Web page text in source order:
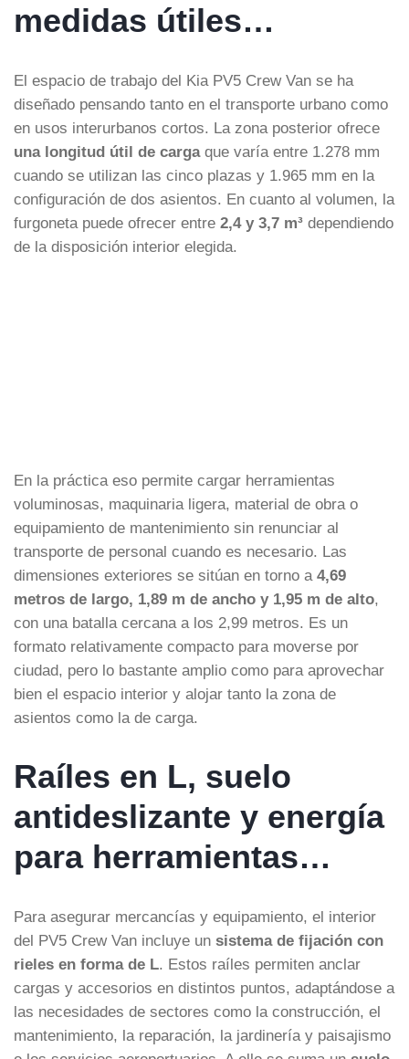
medidas útiles…
El espacio de trabajo del Kia PV5 Crew Van se ha
diseñado pensando tanto en el transporte urbano como
en usos interurbanos cortos. La zona posterior ofrece
una longitud útil de cargaque varía entre 1.278 mm
cuando se utilizan las cinco plazas y 1.965 mm en la
configuración de dos asientos. En cuanto al volumen, la
furgoneta puede ofrecer entre 2,4 y 3,7 m³ dependiendo
de la disposición interior elegida.
En la práctica eso permite cargar herramientas
voluminosas, maquinaria ligera, material de obra o
equipamiento de mantenimiento sin renunciar al
transporte de personal cuando es necesario. Las
dimensiones exteriores se sitúan en torno a 4,69
metros de largo, 1,89 m de ancho y 1,95 m de alto,
con una batalla cercana a los 2,99 metros. Es un
formato relativamente compacto para moverse por
ciudad, pero lo bastante amplio como para aprovechar
bien el espacio interior y alojar tanto la zona de
asientos como la de carga.
Raíles en L, suelo
antideslizante y energía
para herramientas…
Para asegurar mercancías y equipamiento, el interior
del PV5 Crew Van incluye un sistema de fijación con
rieles en forma de L. Estos raíles permiten anclar
cargas y accesorios en distintos puntos, adaptándose a
las necesidades de sectores como la construcción, el
mantenimiento, la reparación, la jardinería y paisajismo